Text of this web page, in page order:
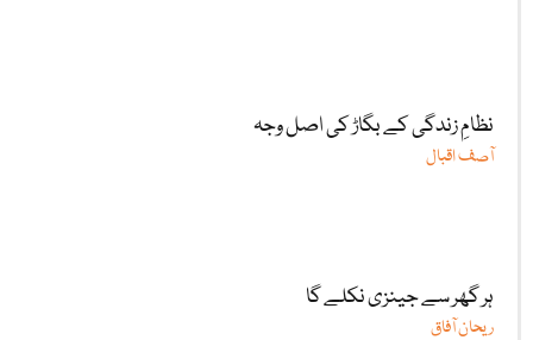
نظامِ زندگی کے بگاڑ کی اصل وجہ
آصف اقبال
ہر گھر سے جینزی نکلے گا
ریحان آفاق